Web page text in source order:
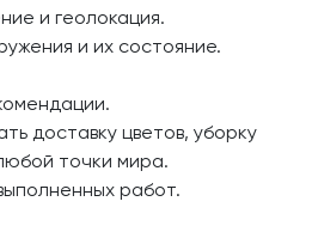
и геолокация.
и их состояние.
доставку цветов, уборку
точки мира.
работ.